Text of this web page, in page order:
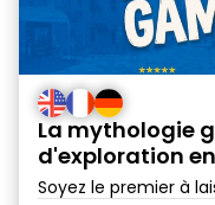
La mythologie
d'exploration
Soyez le premier à